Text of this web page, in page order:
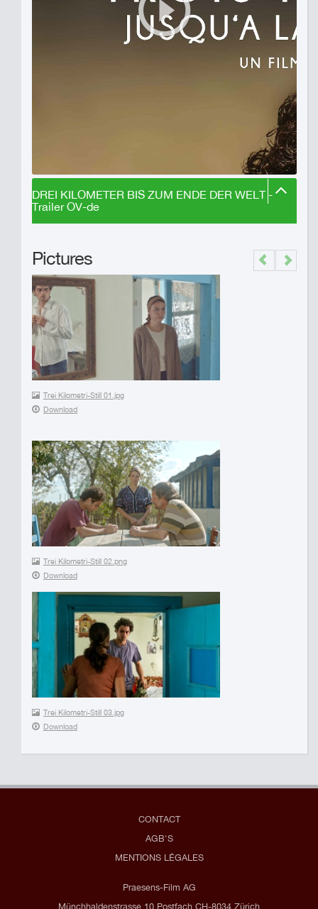
DREI KILOMETER BIS ZUM ENDE DER WELT -
Trailer OV-de
Pictures
Trei Kilometri-Still 01.jpg
Download
Trei Kilometri-Still 02.png
Download
Trei Kilometri-Still 03.jpg
Download
Previous
Next
CONTACT
AGB'S
MENTIONS LÉGALES
Praesens-Film AG
Münchhaldenstrasse 10 Postfach CH-8034 Zürich